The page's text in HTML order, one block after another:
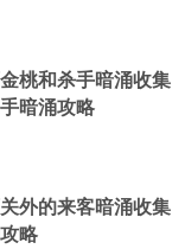
桃和杀手暗涌收集
暗涌攻略
外的来客暗涌收集
略